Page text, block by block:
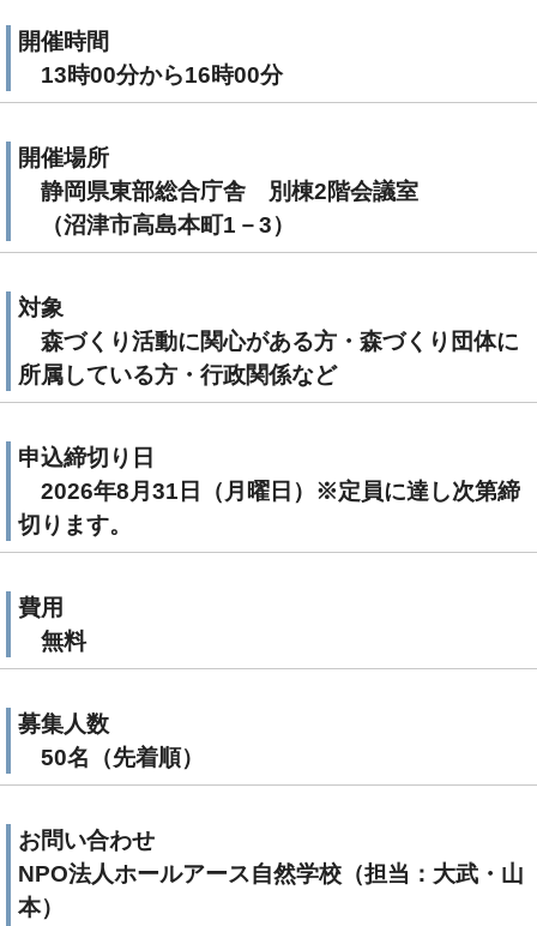
開催時間
13時00分から16時00分
開催場所
静岡県東部総合庁舎 別棟2階会議室
（沼津市高島本町1－3）
対象
森づくり活動に関心がある方・森づくり団体に
所属している方・行政関係など
申込締切り日
2026年8月31日（月曜日）※定員に達し次第締
切ります。
費用
無料
募集人数
50名（先着順）
お問い合わせ
NPO法人ホールアース自然学校（担当：大武・山
本）